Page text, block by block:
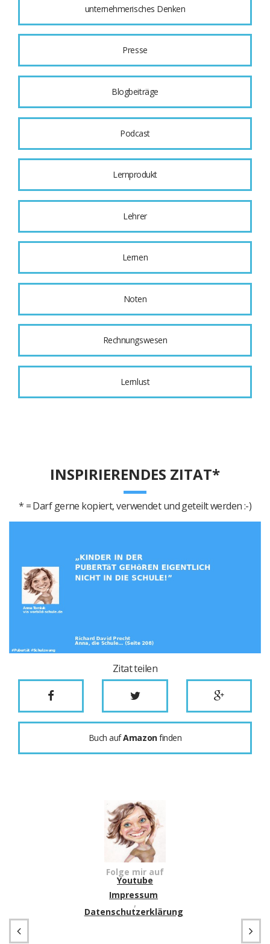
unternehmerisches Denken
Presse
Blogbeiträge
Podcast
Lernprodukt
Lehrer
Lernen
Noten
Rechnungswesen
Lernlust
INSPIRIERENDES ZITAT*
* = Darf gerne kopiert, verwendet und geteilt werden :-)
Zitat teilen
Buch aufAmazonfinden
Folge mir auf
Youtube
Impressum
,
Datenschutzerklärung